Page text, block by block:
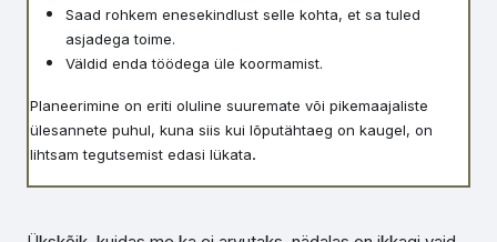
Saad rohkem enesekindlust selle kohta, et sa tuled
asjadega toime.
Väldid enda töödega üle koormamist.
Planeerimine on eriti oluline suuremate või pikemaajaliste
ülesannete puhul, kuna siis kui lõputähtaeg on kaugel, on
lihtsam tegutsemist edasi lükata.